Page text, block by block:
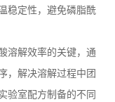
稳定性，避免磷脂酰
溶解效率的关键，通
，解决溶解过程中团
验室配方制备的不同